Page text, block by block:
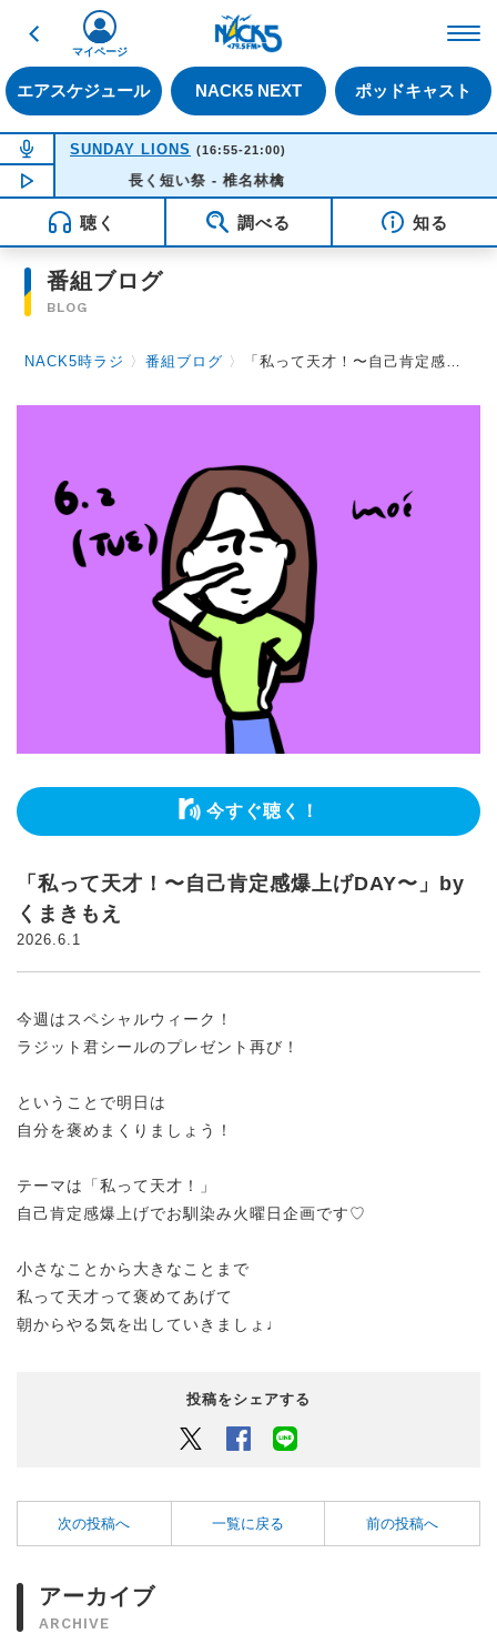
戻る
エアスケジュール NACK5 NEXT ポッドキャスト
マイページ
NOW ON AIR
SUNDAY LIONS (16:55-21:00)
NOW PLAYING16:35
長く短い祭 - 椎名林檎
聴く 調べる 知る
番組ブログ
BLOG
NACK5時ラジ 〉番組ブログ 〉 「私って天才！〜自己肯定感爆上げDAY〜」byくまきもえ
今すぐ聴く！
「私って天才！〜自己肯定感爆上げDAY〜」by
くまきもえ
2026.6.1
今週はスペシャルウィーク！
ラジット君シールのプレゼント再び！
ということで明日は
自分を褒めまくりましょう！
テーマは「私って天才！」
自己肯定感爆上げでお馴染み火曜日企画です♡
小さなことから大きなことまで
私って天才って褒めてあげて
朝からやる気を出していきましょ♩
投稿をシェアする
Twitter Facebook
次の投稿へ 一覧に戻る 前の投稿へ
アーカイブ
ARCHIVE